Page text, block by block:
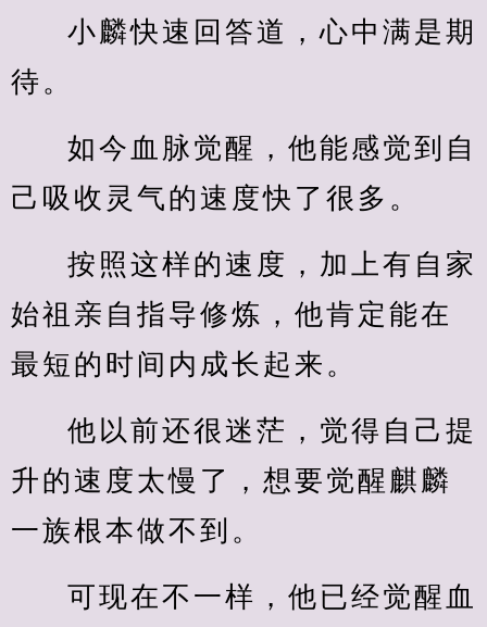
小麟快速回答道，心中满是期
待。
如今血脉觉醒，他能感觉到自
己吸收灵气的速度快了很多。
按照这样的速度，加上有自家
始祖亲自指导修炼，他肯定能在
最短的时间内成长起来。
他以前还很迷茫，觉得自己提
升的速度太慢了，想要觉醒麒麟
一族根本做不到。
可现在不一样，他已经觉醒血